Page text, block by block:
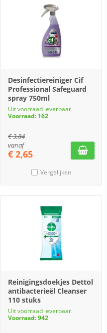
Desinfectiereiniger Cif
Professional Safeguard
spray 750ml
Uit voorraad leverbaar.
Voorraad: 162
€3,84
vanaf
€ 2,65
Vergelijken
Reinigingsdoekjes Dettol
antibacterieël Cleanser
110 stuks
Uit voorraad leverbaar.
Voorraad: 942